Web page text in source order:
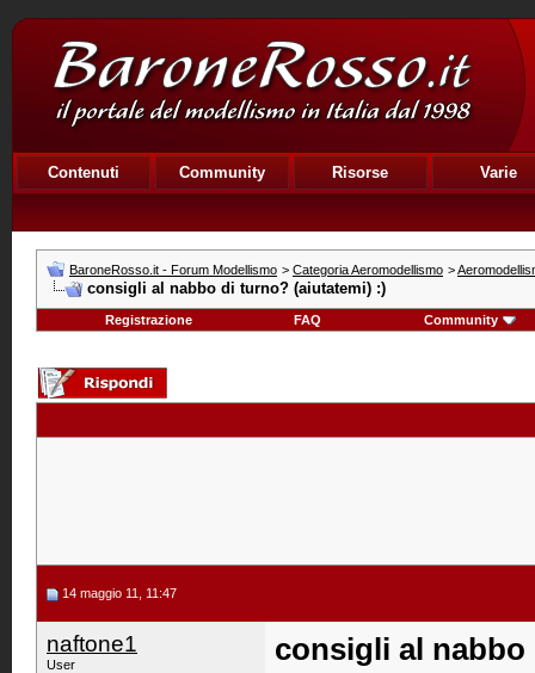
Contenuti Community Risorse Varie
BaroneRosso.it - Forum Modellismo > Categoria Aeromodellismo >
consigli al nabbo di turno? (aiutatemi) :)
Registrazione FAQ Community
14 maggio 11, 11:47
naftone1
User
consigli al